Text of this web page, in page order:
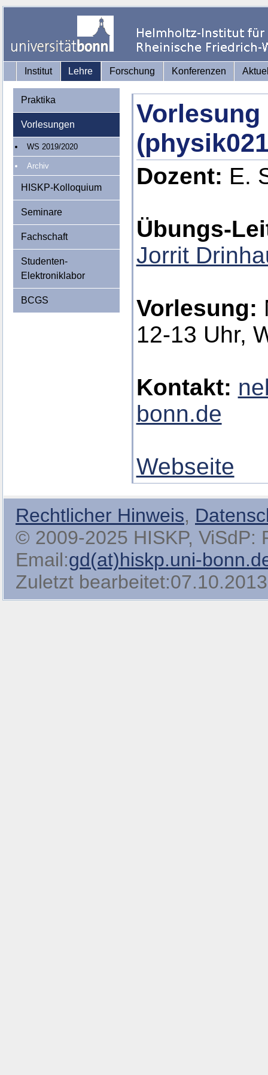
Institut Lehre Forschung Konferenzen
Praktika
Vorlesungen
WS 2019/2020
Archiv
HISKP-Kolloquium
Seminare
Fachschaft
Studenten-
Elektroniklabor
BCGS
Dozent: E.
Übungs-
Jorrit
Vorlesung:
12-13 Uhr,
Kontakt:
bonn.de
Webseite
Rechtlicher Hinweis,
© 2009-2025 HISKP, ViSdP:
Email:gd(at)hiskp.uni-
Zuletzt